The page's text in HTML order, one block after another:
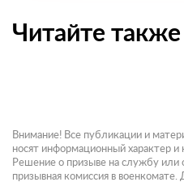
Читайте также
Внимание! Все публикации и
носят информационный характер и
Решение о призыве на службу или
призывная комиссия в военкомате.